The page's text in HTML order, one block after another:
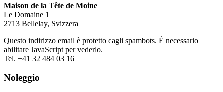
Maison de la Tête de Moine
Le Domaine 1
2713 Bellelay, Svizzera
Questo indirizzo email è protetto dagli spambots. È necessario
abilitare JavaScript per vederlo.
Tel. +41 32 484 03 16
Noleggio